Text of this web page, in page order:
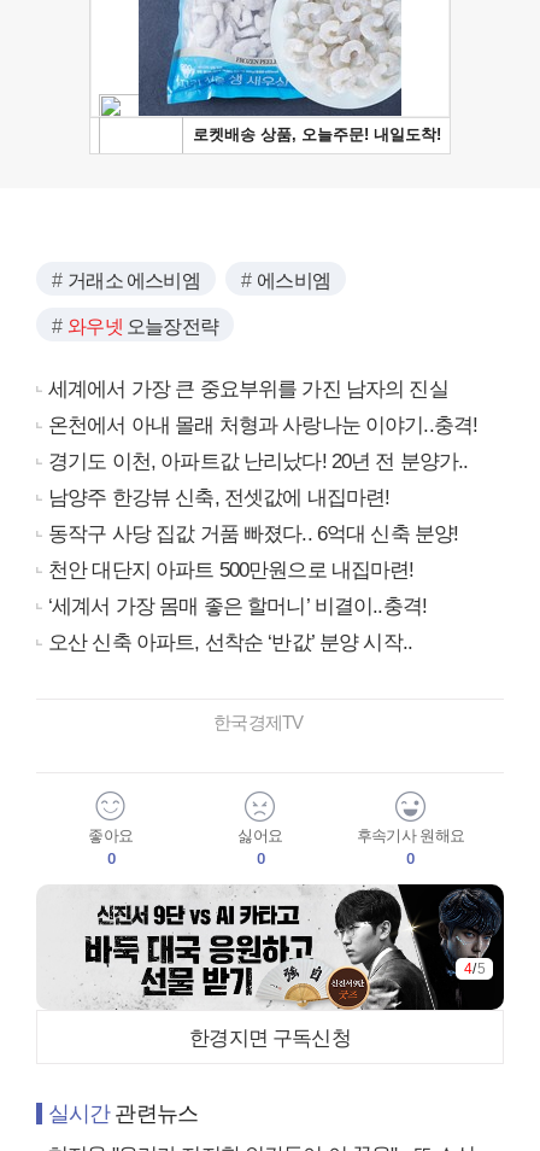
거래소 에스비엠 에스비엠
와우넷 오늘장전략
세계에서 가장 큰 중요부위를 가진 남자의 진실
온천에서 아내 몰래 처형과 사랑나눈 이야기..충격!
경기도 이천, 아파트값 난리났다! 20년 전 분양가..
남양주 한강뷰 신축, 전셋값에 내집마련!
동작구 사당 집값 거품 빠졌다.. 6억대 신축 분양!
천안 대단지 아파트 500만원으로 내집마련!
‘세계서 가장 몸매 좋은 할머니’ 비결이..충격!
오산 신축 아파트, 선착순 ‘반값’ 분양 시작..
한국경제TV
좋아요
0
싫어요
0
후속기사 원해요
0
4/5
한경지면 구독신청
실시간관련뉴스